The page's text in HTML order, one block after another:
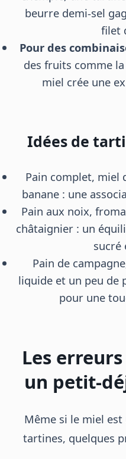
beurre demi-sel
filet
Pour des
des fruits comme
miel crée une
Idées de
Pain complet, miel
banane : une
Pain aux noix,
châtaignier : un
sucré
Pain de
liquide et un peu de
pour une
Les
un petit-
Même si le miel
tartines, quelques